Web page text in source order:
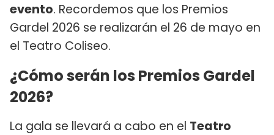
evento. Recordemos que los Premios
Gardel 2026 se realizarán el 26 de mayo en
el Teatro Coliseo.
¿Cómo serán los Premios Gardel
2026?
La gala se llevará a cabo en el Teatro